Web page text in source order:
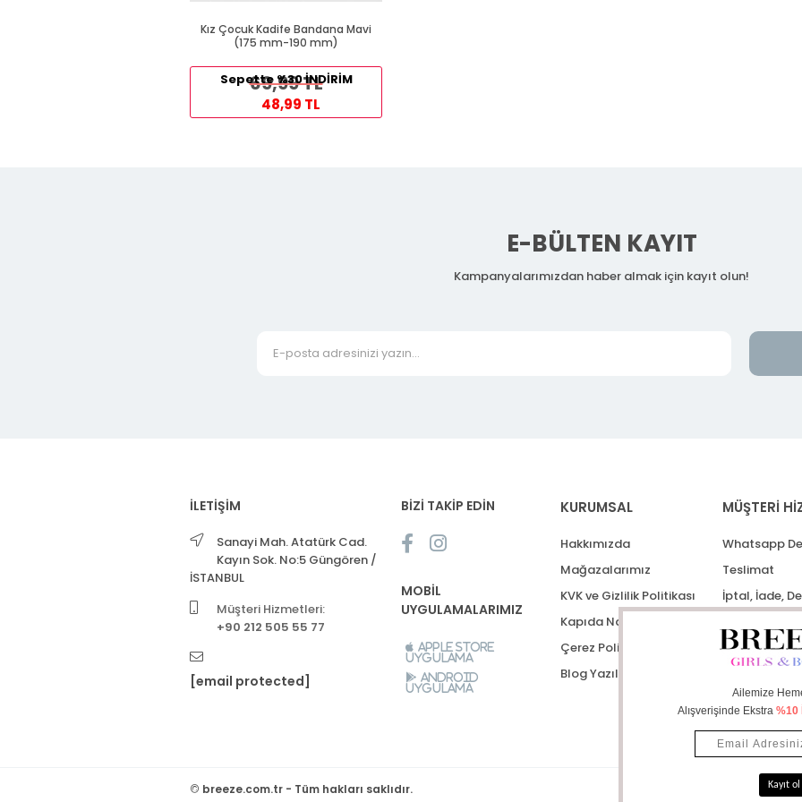
Kız Çocuk Kadife Bandana Mavi
(175 mm-190 mm)
69,99 TL
Sepette %30 İNDİRİM
48,99 TL
E-BÜLTEN KAYIT
Kampanyalarımızdan haber almak için kayıt olun!
İLETİŞİM
Sanayi Mah. Atatürk Cad.
Kayın Sok. No:5 Güngören /
İSTANBUL
Müşteri Hizmetleri:
+90 212 505 55 77
[email protected]
BİZİ TAKİP EDİN
MOBİL
UYGULAMALARIMIZ
Apple Store
Uygulama
Android
Uygulama
KURUMSAL
Hakkımızda
Mağazalarımız
KVK ve Gizlilik Politikası
Kapıda Nakit Ödeme
Çerez Politikası
Blog Yazıları
MÜŞTERİ
Whatsapp
Teslimat
İptal, İade,
© breeze.com.tr - Tüm hakları saklıdır.